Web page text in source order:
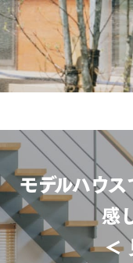
モデルハウ
感
＜